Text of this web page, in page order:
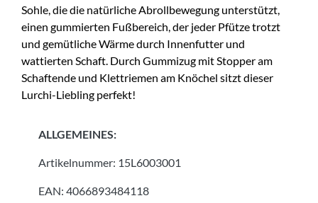
Sohle, die die natürliche Abrollbewegung unterstützt,
einen gummierten Fußbereich, der jeder Pfütze trotzt
und gemütliche Wärme durch Innenfutter und
wattierten Schaft. Durch Gummizug mit Stopper am
Schaftende und Klettriemen am Knöchel sitzt dieser
Lurchi-Liebling perfekt!
ALLGEMEINES:
Artikelnummer: 15L6003001
EAN: 4066893484118